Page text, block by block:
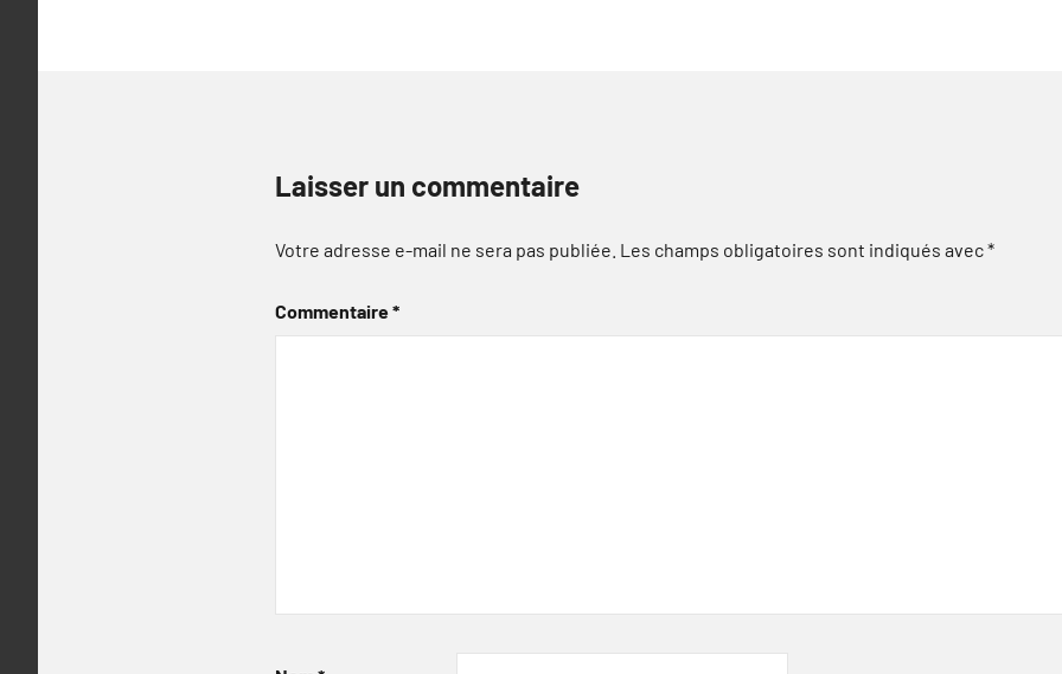
Laisser un commentaire
Votre adresse e-mail ne sera pas publiée. Les champs obligatoires sont indiqués avec*
Commentaire*